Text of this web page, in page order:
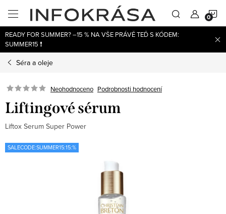
obsah
READY FOR SUMMER? –15 % NA VŠE PRÁVĚ TEĎ S KÓDEM:
SUMMER15 ❗
Séra a oleje
Neohodnoceno Podrobnosti hodnocení
Liftingové sérum
Liftox Serum Super Power
SALECODE:SUMMER15:15:%